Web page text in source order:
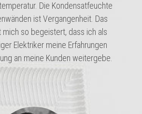
Die Kondensatfeuchte
ist Vergangenheit. Das
mich so begeistert, dass ich als
Elektriker meine Erfahrungen
an meine Kunden weitergebe.